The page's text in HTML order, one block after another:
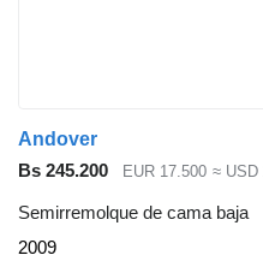
Andover
Bs 245.200
EUR 17.500 ≈ USD
Semirremolque de cama baja
2009